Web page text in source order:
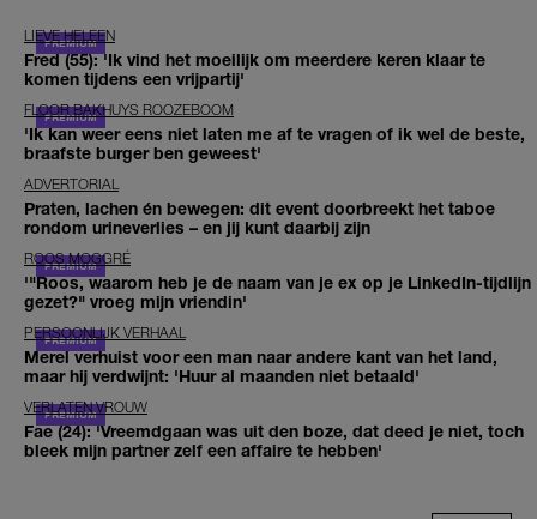
LIEVE HELEEN
Fred (55): 'Ik vind het moeilijk om meerdere keren klaar te
komen tijdens een vrijpartij'
FLOOR BAKHUYS ROOZEBOOM
'Ik kan weer eens niet laten me af te vragen of ik wel de beste,
braafste burger ben geweest'
ADVERTORIAL
Praten, lachen én bewegen: dit event doorbreekt het taboe
rondom urineverlies – en jij kunt daarbij zijn
ROOS MOGGRÉ
'"Roos, waarom heb je de naam van je ex op je LinkedIn-tijdlijn
gezet?" vroeg mijn vriendin'
PERSOONLIJK VERHAAL
Merel verhuist voor een man naar andere kant van het land,
maar hij verdwijnt: 'Huur al maanden niet betaald'
VERLATEN VROUW
Fae (24): 'Vreemdgaan was uit den boze, dat deed je niet, toch
bleek mijn partner zelf een affaire te hebben'